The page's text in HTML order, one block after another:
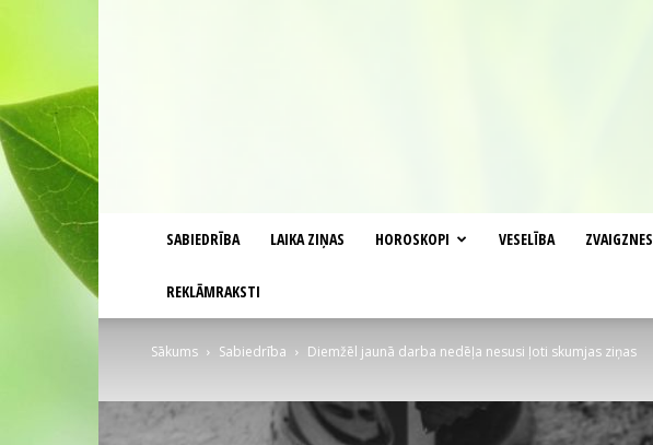
SABIEDRĪBA LAIKA ZIŅAS HOROSKOPI VESELĪBA ZVAIGZNES
REKLĀMRAKSTI
Sākums Sabiedrība Diemžēl jaunā darba nedēļa nesusi ļoti skumjas ziņas